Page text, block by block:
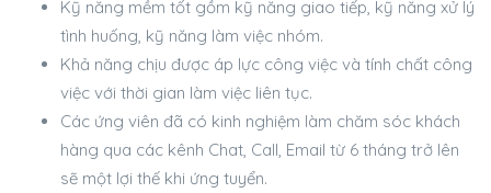
Kỹ năng mềm tốt gồm kỹ năng giao tiếp, kỹ năng xử lý
tình huống, kỹ năng làm việc nhóm.
Khả năng chịu được áp lực công việc và tính chất công
việc với thời gian làm việc liên tục.
Các ứng viên đã có kinh nghiệm làm chăm sóc khách
hàng qua các kênh Chat, Call, Email từ 6 tháng trở lên
sẽ một lợi thế khi ứng tuyển.